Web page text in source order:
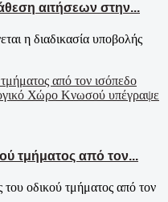
αιτήσεων στην...
η διαδικασία υποβολής
τμήματος από τον...
οδικού τμήματος από τον